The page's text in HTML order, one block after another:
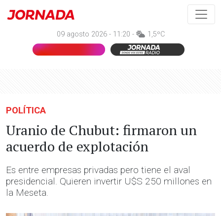
09 agosto 2026 - 11:20 - 1,5ºC
POLÍTICA
Uranio de Chubut: firmaron un
acuerdo de explotación
Es entre empresas privadas pero tiene el aval
presidencial. Quieren invertir U$S 250 millones en
la Meseta.